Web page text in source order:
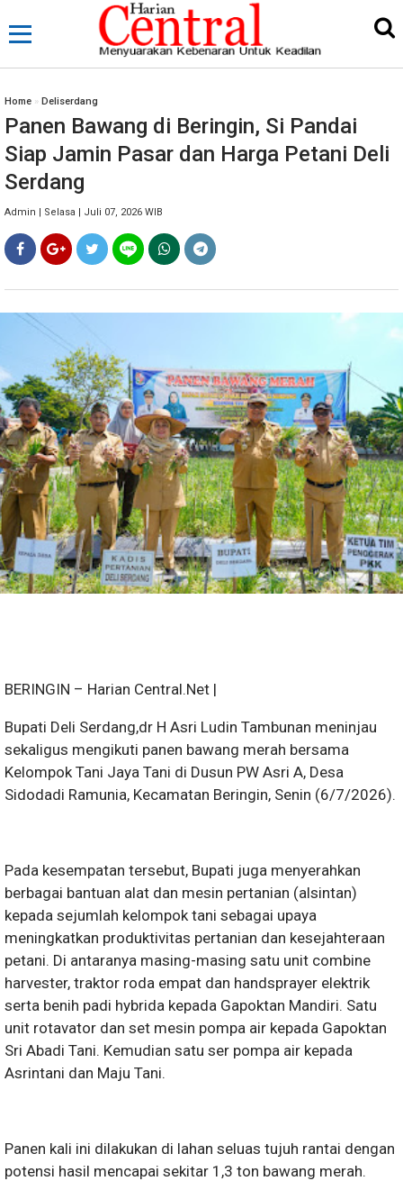
Home » Deliserdang
Panen Bawang di Beringin, Si Pandai
Siap Jamin Pasar dan Harga Petani Deli
Serdang
Admin | Selasa | Juli 07, 2026 WIB
BERINGIN – Harian Central.Net |
Bupati Deli Serdang,dr H Asri Ludin Tambunan meninjau
sekaligus mengikuti panen bawang merah bersama
Kelompok Tani Jaya Tani di Dusun PW Asri A, Desa
Sidodadi Ramunia, Kecamatan Beringin, Senin (6/7/2026).
Pada kesempatan tersebut, Bupati juga menyerahkan
berbagai bantuan alat dan mesin pertanian (alsintan)
kepada sejumlah kelompok tani sebagai upaya
meningkatkan produktivitas pertanian dan kesejahteraan
petani. Di antaranya masing-masing satu unit combine
harvester, traktor roda empat dan handsprayer elektrik
serta benih padi hybrida kepada Gapoktan Mandiri. Satu
unit rotavator dan set mesin pompa air kepada Gapoktan
Sri Abadi Tani. Kemudian satu ser pompa air kepada
Asrintani dan Maju Tani.
Panen kali ini dilakukan di lahan seluas tujuh rantai dengan
potensi hasil mencapai sekitar 1,3 ton bawang merah.